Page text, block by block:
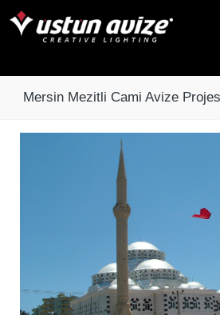
Mersin Mezitli Cami Avize